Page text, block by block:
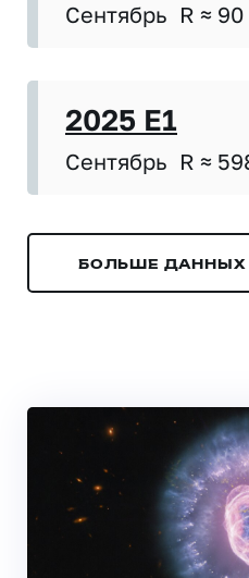
Сентябрь R ≈
2025 E1
Сентябрь R ≈
БОЛЬШЕ ДАННЫХ